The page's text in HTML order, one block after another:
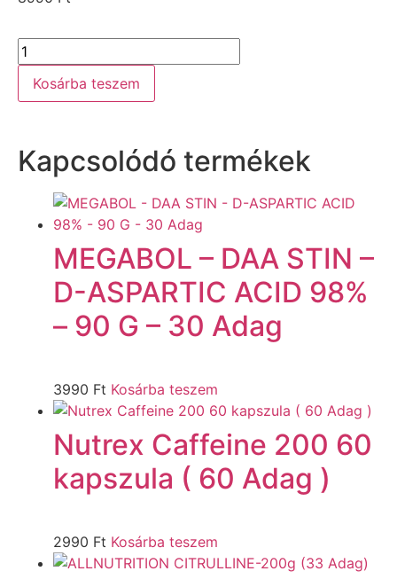
Kosárba teszem
Kapcsolódó termékek
MEGABOL – DAA STIN –
D-ASPARTIC ACID 98%
– 90 G – 30 Adag
3990 Ft Kosárba teszem
Nutrex Caffeine 200 60
kapszula ( 60 Adag )
2990 Ft Kosárba teszem